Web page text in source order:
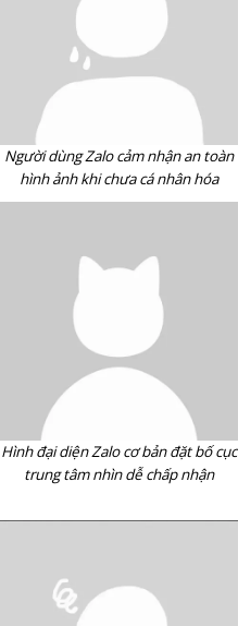
Người dùng Zalo cảm nhận an toàn
hình ảnh khi chưa cá nhân hóa
Hình đại diện Zalo cơ bản đặt bố cục
trung tâm nhìn dễ chấp nhận